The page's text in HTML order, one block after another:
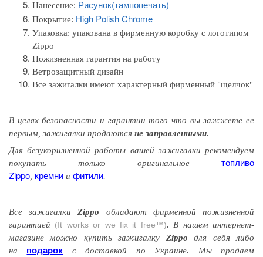
Нанесение: Рисунок(тампопечать)
Покрытие: High Polish Chrome
Упаковка: упакована в фирменную коробку с логотипом
Zippo
Пожизненная гарантия на работу
Ветрозащитный дизайн
Все зажигалки имеют характерный фирменный "щелчок"
В целях безопасности и гарантии того что вызажжете ее
первым , зажигалки продаются не заправленными.
Для безукоризненной работы вашей зажигалки рекомендуем
покупать только оригинальное топливо
Zippo кремни и фитили.
Все зажигалкиZippo обладают фирменнойпожизненной
гарантией (It works or we fix it free™). В нашем интернет-
магазине можно купить зажигалку Zippo для себя либо
на подарок с доставкой по Украине. Мы продаем